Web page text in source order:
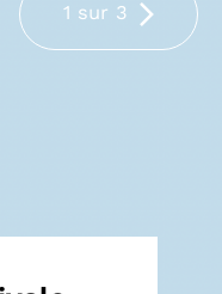
1 sur 3